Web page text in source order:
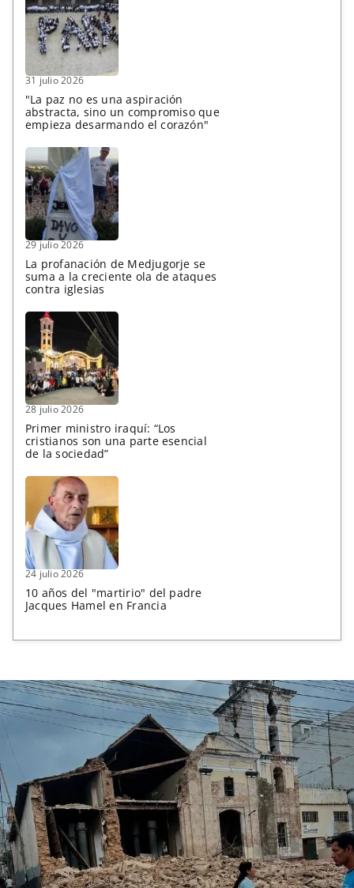
31 julio 2026
"La paz no es una aspiración
abstracta, sino un compromiso que
empieza desarmando el corazón"
29 julio 2026
La profanación de Medjugorje se
suma a la creciente ola de ataques
contra iglesias
28 julio 2026
Primer ministro iraquí: “Los
cristianos son una parte esencial
de la sociedad”
24 julio 2026
10 años del "martirio" del padre
Jacques Hamel en Francia